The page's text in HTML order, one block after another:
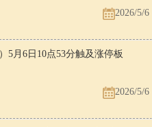
2026/5/6
5月6日10点53分触及涨停板
2026/5/6